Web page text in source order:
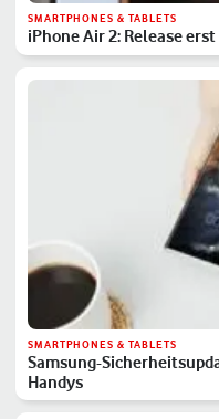
SMARTPHONES & TABLETS
iPhone Air 2: Release
SMARTPHONES & TABLETS
Samsung-
Handys